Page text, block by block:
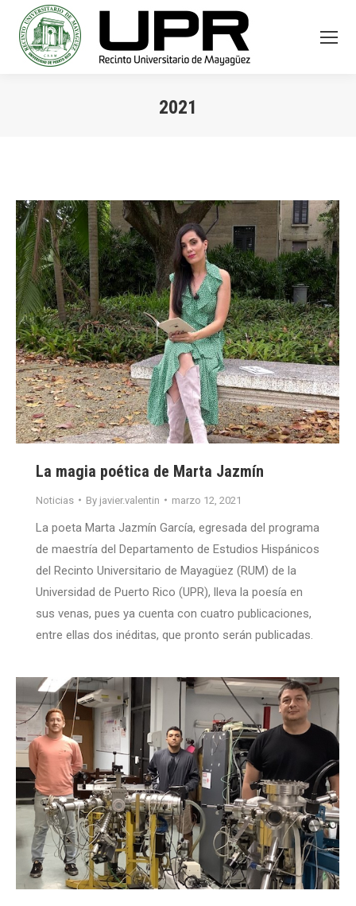
2021
La magia poética de Marta Jazmín
Noticias By javier.valentin marzo 12, 2021
La poeta Marta Jazmín García, egresada del programa
de maestría del Departamento de Estudios Hispánicos
del Recinto Universitario de Mayagüez (RUM) de la
Universidad de Puerto Rico (UPR), lleva la poesía en
sus venas, pues ya cuenta con cuatro publicaciones,
entre ellas dos inéditas, que pronto serán publicadas.